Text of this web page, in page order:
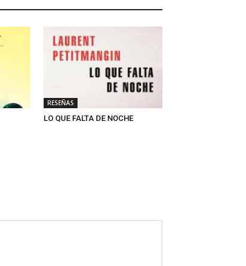
RESEÑAS
LO QUE FALTA DE NOCHE